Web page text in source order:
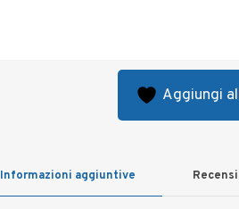
Aggiungi
Informazioni aggiuntive